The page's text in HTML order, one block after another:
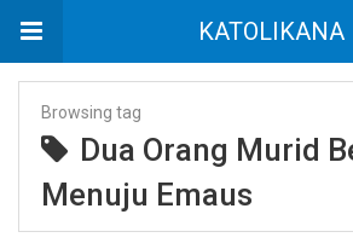
KATOLIKANA
Browsing tag
Dua Orang Murid
Menuju Emaus